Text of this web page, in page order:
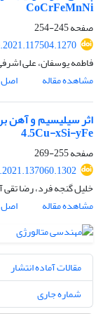
CoCrFeMnNi
صفحه245-254
فاطمه یوسفان، علی
مشاهده مقاله
اصل
4.5Cu-xSi-yFe
صفحه255-269
خلیل گنجه فرد، رضا تقی
مشاهده مقاله
اصل
مقالات آماده انتشار
شماره جاری